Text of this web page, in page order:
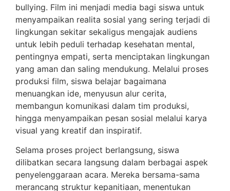
bullying. Film ini menjadi media bagi siswa untuk
menyampaikan realita sosial yang sering terjadi di
lingkungan sekitar sekaligus mengajak audiens
untuk lebih peduli terhadap kesehatan mental,
pentingnya empati, serta menciptakan lingkungan
yang aman dan saling mendukung. Melalui proses
produksi film, siswa belajar bagaimana
menuangkan ide, menyusun alur cerita,
membangun komunikasi dalam tim produksi,
hingga menyampaikan pesan sosial melalui karya
visual yang kreatif dan inspiratif.
Selama proses project berlangsung, siswa
dilibatkan secara langsung dalam berbagai aspek
penyelenggaraan acara. Mereka bersama-sama
merancang struktur kepanitiaan, menentukan